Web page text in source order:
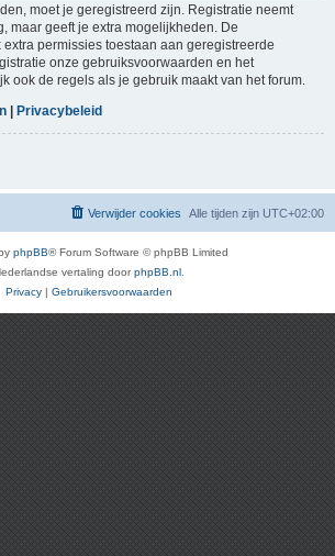
moet je geregistreerd zijn. Registratie neemt
maar geeft je extra mogelijkheden. De
permissies toestaan aan geregistreerde
onze gebruiksvoorwaarden en het
ook de regels als je gebruik maakt van het forum.
| Privacybeleid
Alle tijden zijn UTC+02:00
Verwijder cookies
phpBB® Forum Software © phpBB Limited
vertaling doorphpBB.nl
Privacy | Gebruikersvoorwaarden